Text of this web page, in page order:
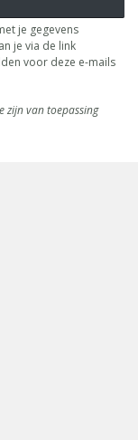
je gegevens
je via de link
voor deze e-mails
zijn van toepassing